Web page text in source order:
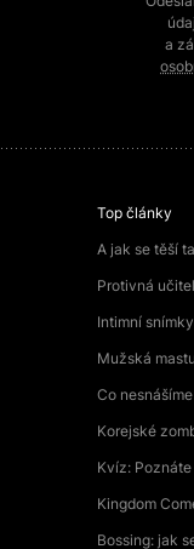
a
Top články
A jak se těší
Protivná
Intimní
Mužská
Co
Korejské
Kvíz:
Kingdom
Bossing: jak